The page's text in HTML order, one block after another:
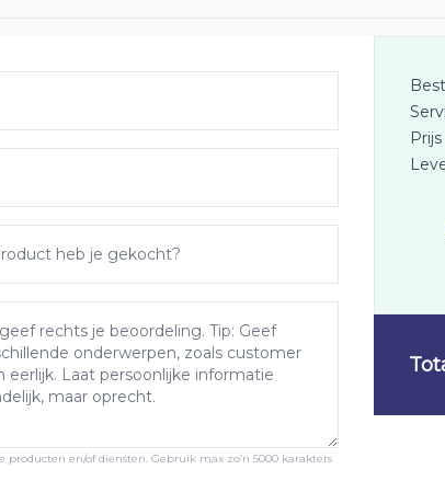
en/of diensten. Gebruik max zo’n 5000 karakters
Prijs